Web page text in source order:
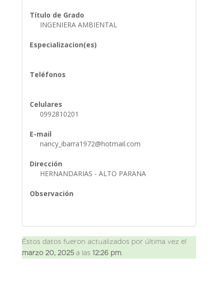
Título de Grado
INGENIERA AMBIENTAL
Especializacion(es)
Teléfonos
Celulares
0992810201
E-mail
nancy_ibarra1972@hotmail.com
Dirección
HERNANDARIAS - ALTO PARANA
Observación
Éstos datos fueron actualizados por última vez el
marzo 20, 2025a las 12:26 pm.